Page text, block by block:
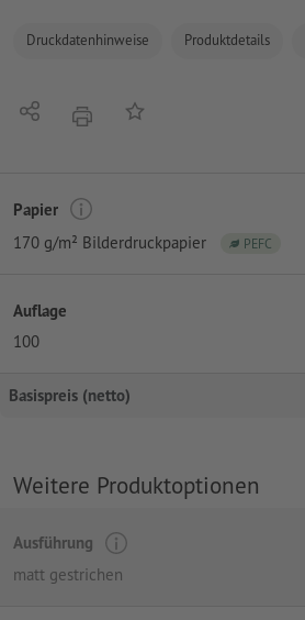
Druckdatenhinweise Produktdetails
Teilen DruckenAuf die Merkliste
Papier
170 g/m² Bilderdruckpapier
PEFC
Auflage
100
Basispreis (netto)
Weitere Produktoptionen
Ausführung
matt gestrichen